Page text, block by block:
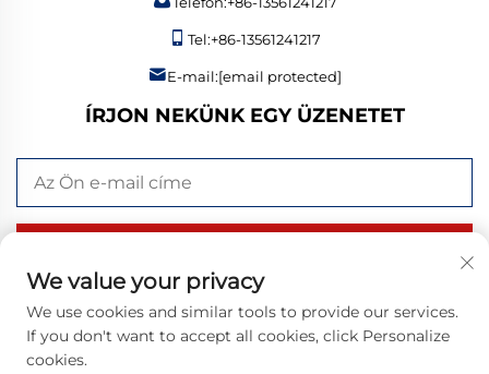
Tel:+86-13561241217
E-mail:[email protected]
ÍRJON NEKÜNK EGY ÜZENETET
Szerzői jog © 2026 Bangzheng (Shandong) Intelligent
Manufacturing Co., Ltd. Minden jog fenntartva. |
We value your privacy
We use cookies and similar tools to provide our services.
If you don't want to accept all cookies, click Personalize
cookies.